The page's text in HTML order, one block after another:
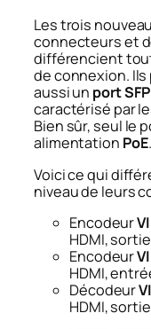
Les trois
connecteurs et
différencient
de connexion.
aussi un port SFP
caractérisé par
Bien sûr, seul le
alimentation PoE.
Voici ce qui
niveau de leurs
Encodeur
HDMI,
Encodeur
HDMI,
Décodeur
HDMI, sortie